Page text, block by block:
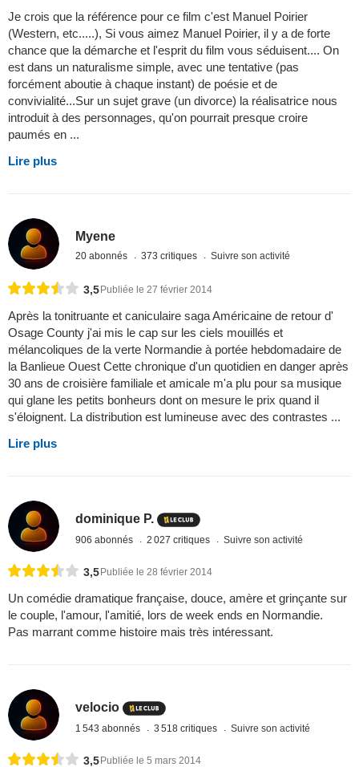
Je crois que la référence pour ce film c'est Manuel Poirier
(Western, etc.....), Si vous aimez Manuel Poirier, il y a de forte
chance que la démarche et l'esprit du film vous séduisent.... On
est dans un naturalisme simple, avec une tentative (pas
forcément aboutie à chaque instant) de poésie et de
convivialité...Sur un sujet grave (un divorce) la réalisatrice nous
introduit à des personnages, qu'on pourrait presque croire
paumés en ...
Lire plus
Myene
20 abonnés 373 critiques Suivre son activité
3,5 Publiée le 27 février 2014
Après la tonitruante et caniculaire saga Américaine de retour d'
Osage County j'ai mis le cap sur les ciels mouillés et
mélancoliques de la verte Normandie à portée hebdomadaire de
la Banlieue Ouest Cette chronique d'un quotidien en danger après
30 ans de croisière familiale et amicale m'a plu pour sa musique
qui glane les petits bonheurs dont on mesure le prix quand il
s'éloignent. La distribution est lumineuse avec des contrastes ...
Lire plus
dominique P.
906 abonnés 2 027 critiques Suivre son activité
3,5 Publiée le 28 février 2014
Un comédie dramatique française, douce, amère et grinçante sur
le couple, l'amour, l'amitié, lors de week ends en Normandie.
Pas marrant comme histoire mais très intéressant.
velocio
1 543 abonnés 3 518 critiques Suivre son activité
3,5 Publiée le 5 mars 2014